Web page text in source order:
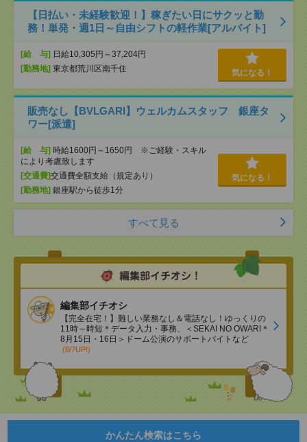
【日払い・未経験歓迎！】稼ぎたい日にサクッと勤
務！単発・週1日～自由シフトの軽作業[アルバイト]
[給 与] 日給10,305円～37,204円
[勤務地] 東京都荒川区南千住 気になる！
販売なし【BVLGARI】ウェルカムスタッフ 銀座タ
ワー[派遣]
[給 与] 時給1600円～1650円 ※ご経験・スキル
により考慮致します
[交通費]交通費全額支給（規定あり）
[勤務地] 銀座駅から徒歩1分
気になる！
すべて見る
編集部イチオシ
【完全在宅！】難しい業務なし＆電話なし！ゆっくりの
11時～時短＊データ入力・事務、＜SEKAI NO OWARI＊
8月15日・16日＞ドーム公演のサポートバイトなど
(8/7UP!)
かんたん検索はこちら